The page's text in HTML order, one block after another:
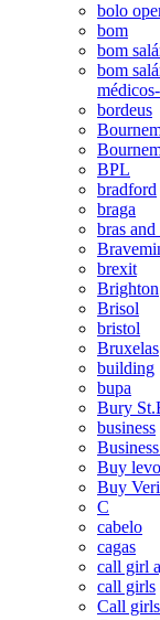
bolo
bom
bom
bom
bordeus
BPL
bradford
braga
bras
brexit
Brighton
Brisol
bristol
Bruxelas
building
bupa
Bury
business
Buy
Buy
C
cabelo
cagas
call girl
call girls
Call